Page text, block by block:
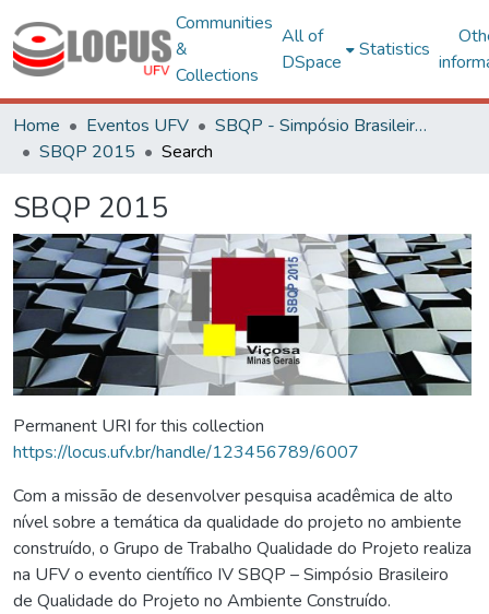
Communities
&
Collections
All of
DSpace
Statistics
Home Eventos UFV
SBQP - Simpósio Brasileiro de Qualidade do Projeto no Ambiente Construído
SBQP 2015
Search
SBQP 2015
Permanent URI for this collection
https://locus.ufv.br/handle/123456789/6007
Com a missão de desenvolver pesquisa acadêmica de alto
nível sobre a temática da qualidade do projeto no ambiente
construído, o Grupo de Trabalho Qualidade do Projeto realiza
na UFV o evento científico IV SBQP – Simpósio Brasileiro
de Qualidade do Projeto no Ambiente Construído.